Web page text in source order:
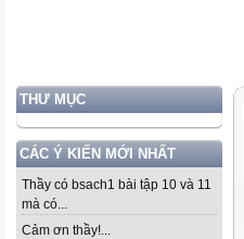
THƯ MỤC
CÁC Ý KIẾN MỚI NHẤT
Thầy có bsach1 bài tập 10 và 11
mà có...
Cảm ơn thầy!...